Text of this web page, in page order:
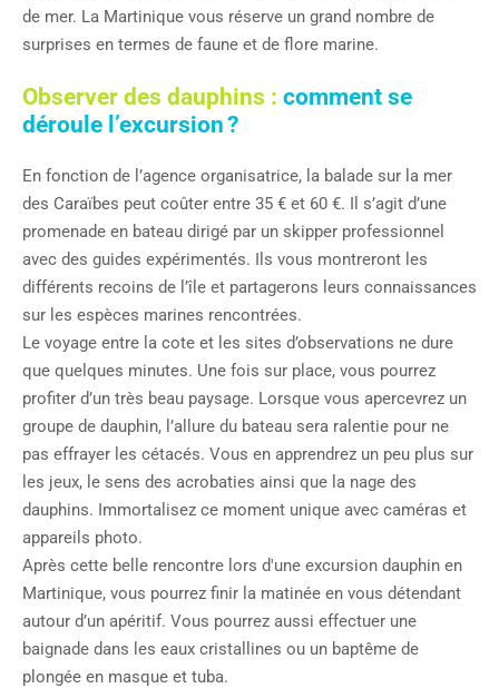
de mer. La Martinique vous réserve un grand nombre de
surprises en termes de faune et de flore marine.
Observer des dauphins : comment se
déroule l’excursion ?
En fonction de l’agence organisatrice, la balade sur la mer
des Caraïbes peut coûter entre 35 € et 60 €. Il s’agit d’une
promenade en bateau dirigé par un skipper professionnel
avec des guides expérimentés. Ils vous montreront les
différents recoins de l’île et partagerons leurs connaissances
sur les espèces marines rencontrées.
Le voyage entre la cote et les sites d’observations ne dure
que quelques minutes. Une fois sur place, vous pourrez
profiter d’un très beau paysage. Lorsque vous apercevrez un
groupe de dauphin, l’allure du bateau sera ralentie pour ne
pas effrayer les cétacés. Vous en apprendrez un peu plus sur
les jeux, le sens des acrobaties ainsi que la nage des
dauphins. Immortalisez ce moment unique avec caméras et
appareils photo.
Après cette belle rencontre lors d'une excursion dauphin en
Martinique, vous pourrez finir la matinée en vous détendant
autour d’un apéritif. Vous pourrez aussi effectuer une
baignade dans les eaux cristallines ou un baptême de
plongée en masque et tuba.